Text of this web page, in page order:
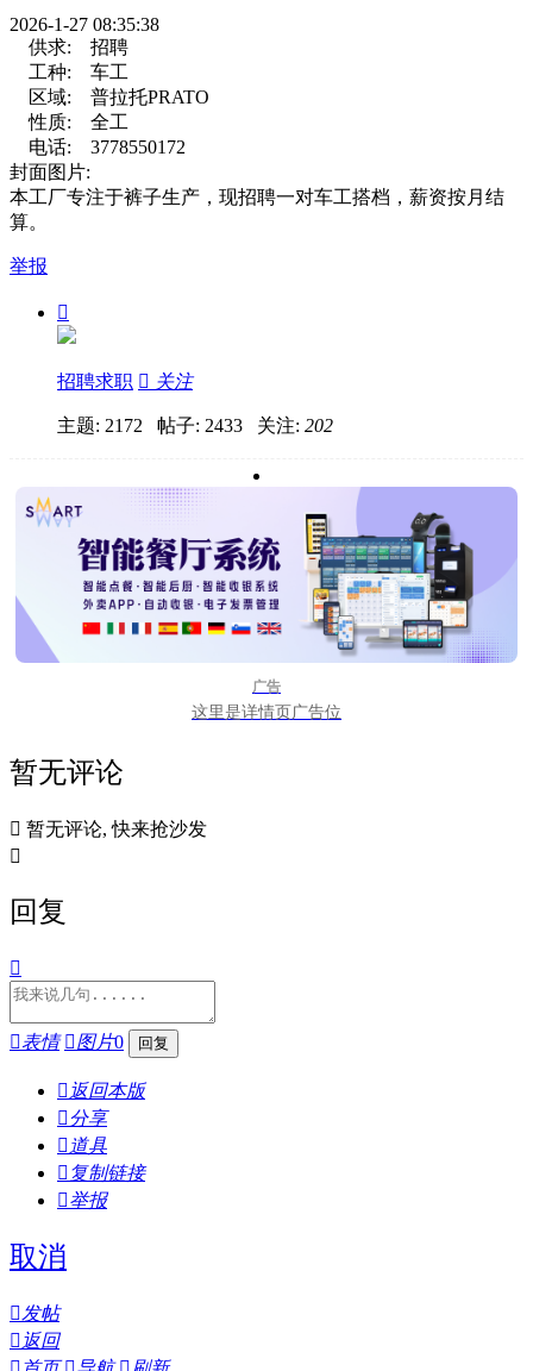
2026-1-27 08:35:38
供求:
招聘
工种:
车工
区域:
普拉托PRATO
性质:
全工
电话:
3778550172
封面图片:
本工厂专注于裤子生产，现招聘一对车工搭档，薪资按月结
算。
举报

招聘求职  关注
主题: 2172 帖子: 2433 关注: 202
广告
这里是详情页广告位
暂无评论
 暂无评论, 快来抢沙发

回复

表情 图片0
 返回本版
分享
 道具
 复制链接
举报
取消
发帖
 返回